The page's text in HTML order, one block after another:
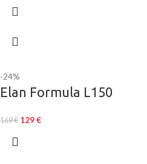
-24%
Elan Formula L150
169€ 129€